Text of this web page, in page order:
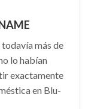
más de
lo habían
exactamente
en Blu-